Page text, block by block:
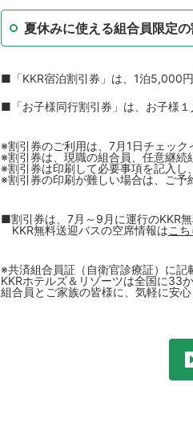
夏休みに使える組合員限定
■「KKR宿泊割引券」は、1泊5,000
■「お子様同行割引券」は、お子様
※割引券のご利用は、7月1日チェッ
※割引券は、現職の組合員、任意継続
※割引券は印刷して必要事項を記入し
※割引券の印刷が難しい場合は、ご予
■割引券は、7月～9月に運行のKKR
KKR無料送迎バスの空席情報は こち
※共済組合員証（自衛官診療証）に記
KKRホテルズ＆リゾーツは全国に33
組合員とご家族の皆様に、気軽に安